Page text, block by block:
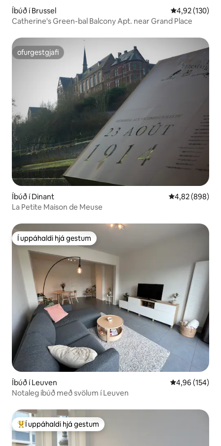
Íbúð í Brussel 4,92 af 5 í
4,92 (130)
Catherine's Green-bal Balcony Apt. near Grand Place
ofurgestgjafi
ofurgestgjafi
Íbúð í Dinant 4,82 af 5 í
4,82 (898)
La Petite Maison de Meuse
Í uppáhaldi hjá gestum
Í uppáhaldi hjá gestum
Íbúð í Leuven 4,96 af 5 í
4,96 (154)
Notaleg íbúð með svölum í Leuven
Í mestu uppáhaldi hjá gestum
Í uppáhaldi hjá gestum